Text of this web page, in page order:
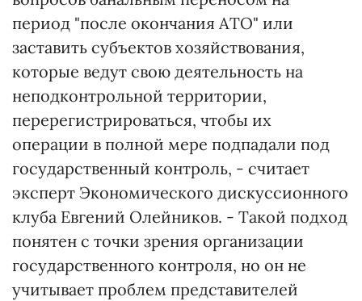
период "после окончания АТО" или
заставить субъектов хозяйствования,
которые ведут свою деятельность на
неподконтрольной территории,
перерегистрироваться, чтобы их
операции в полной мере подпадали под
государственный контроль, - считает
эксперт Экономического дискуссионного
клуба Евгений Олейников. - Такой подход
понятен с точки зрения организации
государственного контроля, но он не
учитывает проблем представителей